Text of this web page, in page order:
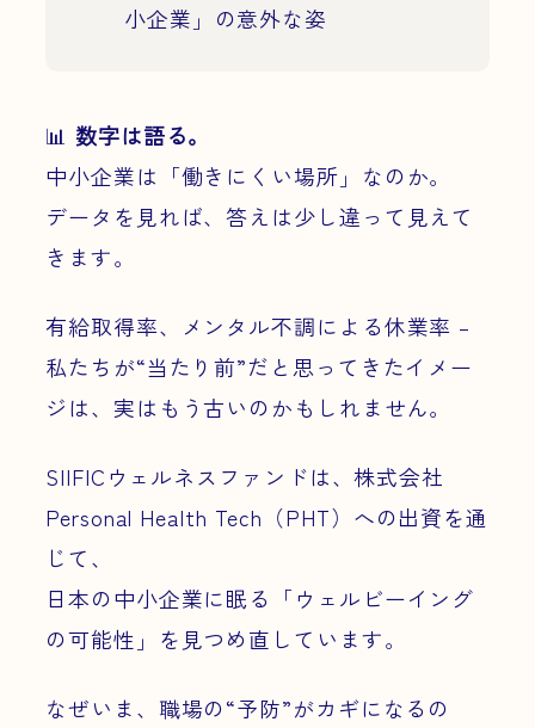
小企業」の意外な姿
📊 数字は語る。
中小企業は「働きにくい場所」なのか。
データを見れば、答えは少し違って見えて
きます。
有給取得率、メンタル不調による休業率 –
私たちが“当たり前”だと思ってきたイメー
ジは、実はもう古いのかもしれません。
SIIFICウェルネスファンドは、株式会社
Personal Health Tech（PHT）への出資を通
じて、
日本の中小企業に眠る「ウェルビーイング
の可能性」を見つめ直しています。
なぜいま、職場の“予防”がカギになるの